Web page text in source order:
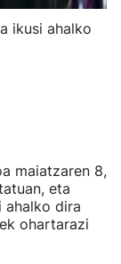
ikusi ahalko
maiatzaren 8,
eta
ahalko dira
ohartarazi